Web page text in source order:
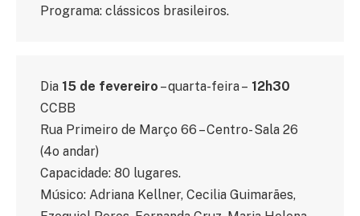
Programa: clássicos brasileiros.
Dia 15 de fevereiro – quarta-feira – 12h30
CCBB
Rua Primeiro de Março 66 – Centro- Sala 26
(4o andar)
Capacidade: 80 lugares.
Músico: Adriana Kellner, Cecilia Guimarães,